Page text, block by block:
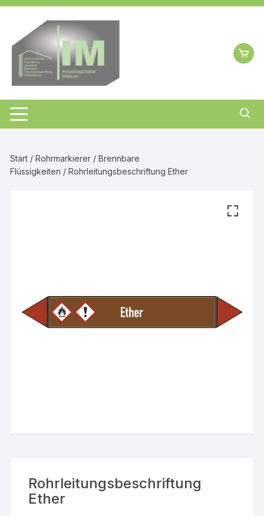
Zum
springen
Start /Rohrmarkierer /Brennbare
Flüssigkeiten / Rohrleitungsbeschriftung Ether
Rohrleitungsbeschriftung
Ether